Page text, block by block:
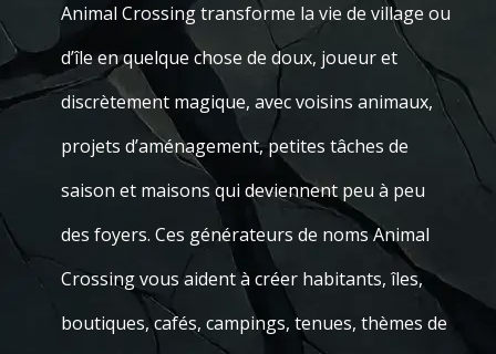
Animal Crossing transforme la vie de village ou
d’île en quelque chose de doux, joueur et
discrètement magique, avec voisins animaux,
projets d’aménagement, petites tâches de
saison et maisons qui deviennent peu à peu
des foyers. Ces générateurs de noms Animal
Crossing vous aident à créer habitants, îles,
boutiques, cafés, campings, tenues, thèmes de